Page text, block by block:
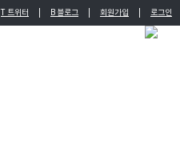
T 트위터 B 블로그 회원가입 로그인